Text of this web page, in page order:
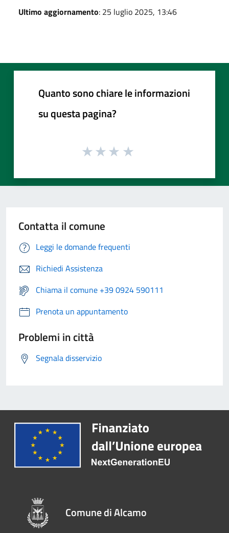
Ultimo aggiornamento: 25 luglio 2025, 13:46
Quanto sono chiare le informazioni
su questa pagina?
Contatta il comune
Leggi le domande frequenti
Richiedi Assistenza
Chiama il comune +39 0924 590111
Prenota un appuntamento
Problemi in città
Segnala disservizio
Comune di Alcamo